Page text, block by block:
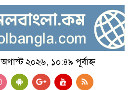
২০২৬, ১০:৪৯ পূর্বাহ্ন